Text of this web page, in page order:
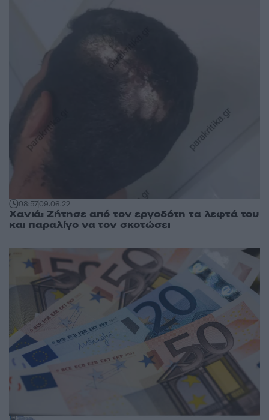
08:5709.06.22
Χανιά: Ζήτησε από τον εργοδότη τα λεφτά του
και παραλίγο να τον σκοτώσει